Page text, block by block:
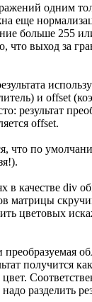
одним
еще
больше 255
что выход за
и offset
результат
offset.
что по
в качестве div
матрицы
цветовых
преобразуемая
получится
разделить